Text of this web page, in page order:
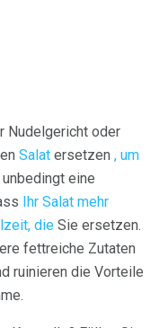
Nudelgericht oder
Salat ersetzen , um
eine
Ihr Salat mehr
die Sie ersetzen.
fettreiche Zutaten
ruinieren die Vorteile